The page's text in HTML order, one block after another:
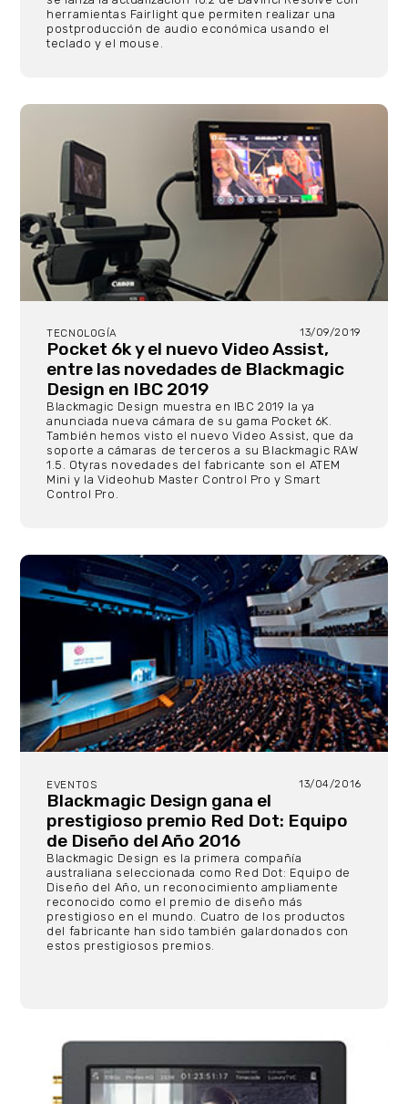
herramientas Fairlight que permiten realizar una
postproducción de audio económica usando el
teclado y el mouse.
TECNOLOGÍA 13/09/2019
Pocket 6k y el nuevo Video Assist,
entre las novedades de Blackmagic
Design en IBC 2019
Blackmagic Design muestra en IBC 2019 la ya
anunciada nueva cámara de su gama Pocket 6K.
También hemos visto el nuevo Video Assist, que da
soporte a cámaras de terceros a su Blackmagic RAW
1.5. Otyras novedades del fabricante son el ATEM
Mini y la Videohub Master Control Pro y Smart
Control Pro.
EVENTOS 13/04/2016
Blackmagic Design gana el
prestigioso premio Red Dot: Equipo
de Diseño del Año 2016
Blackmagic Design es la primera compañía
australiana seleccionada como Red Dot: Equipo de
Diseño del Año, un reconocimiento ampliamente
reconocido como el premio de diseño más
prestigioso en el mundo. Cuatro de los productos
del fabricante han sido también galardonados con
estos prestigiosos premios.